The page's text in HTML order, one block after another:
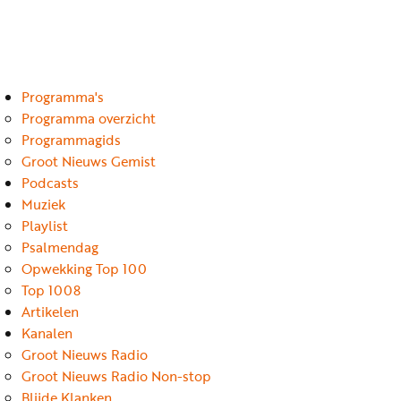
Programma's
Programma overzicht
Programmagids
Groot Nieuws Gemist
Podcasts
Muziek
Playlist
Psalmendag
Opwekking Top 100
Top 1008
Artikelen
Kanalen
Groot Nieuws Radio
Groot Nieuws Radio Non-stop
Podcasts
Muziek
Artikelen
Kanalen
Steun
onze
missie
Info